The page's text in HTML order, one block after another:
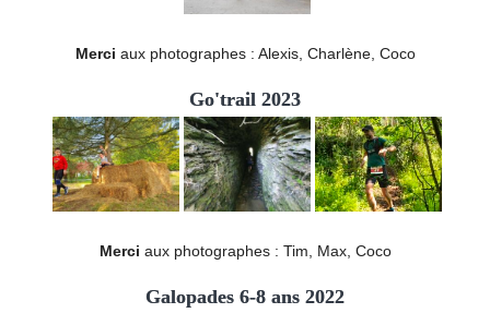
Merci aux photographes : Alexis, Charlène, Coco
Go'trail 2023
Merci aux photographes : Tim, Max, Coco
Galopades 6-8 ans 2022